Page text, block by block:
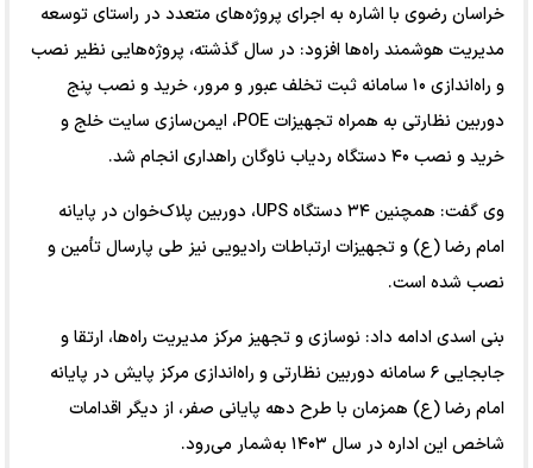
خراسان رضوی با اشاره به اجرای پروژه‌های متعدد در راستای توسعه
مدیریت هوشمند راه‌ها افزود: در سال گذشته، پروژه‌هایی نظیر نصب
و راه‌اندازی ۱۰ سامانه ثبت تخلف عبور و مرور، خرید و نصب پنج
دوربین نظارتی به همراه تجهیزات POE، ایمن‌سازی سایت خلج و
خرید و نصب ۴۰ دستگاه ردیاب ناوگان راهداری انجام شد.
وی گفت: همچنین ۳۴ دستگاه UPS، دوربین پلاک‌خوان در پایانه
امام رضا (ع) و تجهیزات ارتباطات رادیویی نیز طی پارسال تأمین و
نصب شده است.
بنی اسدی ادامه داد: نوسازی و تجهیز مرکز مدیریت راه‌ها، ارتقا و
جابجایی ۶ سامانه دوربین نظارتی و راه‌اندازی مرکز پایش در پایانه
امام رضا (ع) همزمان با طرح دهه پایانی صفر، از دیگر اقدامات
شاخص این اداره در سال ۱۴۰۳ به‌شمار می‌رود.